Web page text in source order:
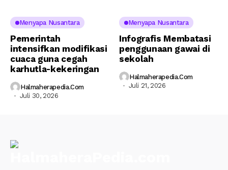
Menyapa Nusantara
Pemerintah
intensifkan modifikasi
cuaca guna cegah
karhutla-kekeringan
Halmaherapedia.com
Juli 30, 2026
Menyapa Nusantara
Infografis Membatasi
penggunaan gawai di
sekolah
Halmaherapedia.com
Juli 21, 2026